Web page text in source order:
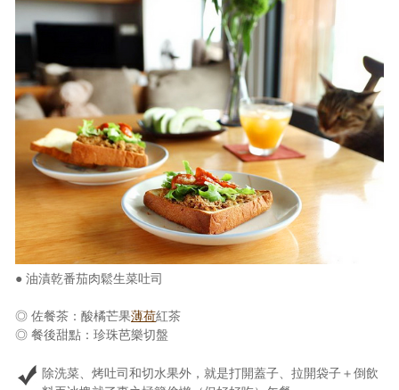
● 油漬乾番茄肉鬆生菜吐司
◎ 佐餐茶：酸橘芒果薄荷紅茶
◎ 餐後甜點：珍珠芭樂切盤
除洗菜、烤吐司和切水果外，就是打開蓋子、拉開袋子＋倒飲